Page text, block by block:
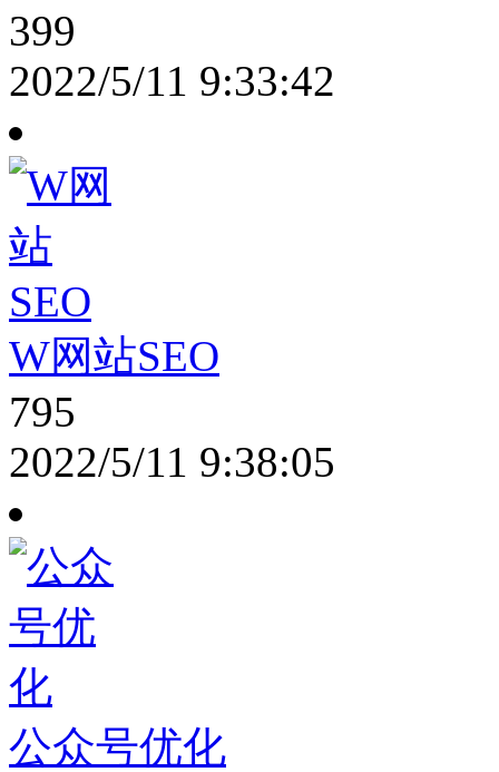
399
2022/5/11 9:33:42
W网站SEO
795
2022/5/11 9:38:05
公众号优化